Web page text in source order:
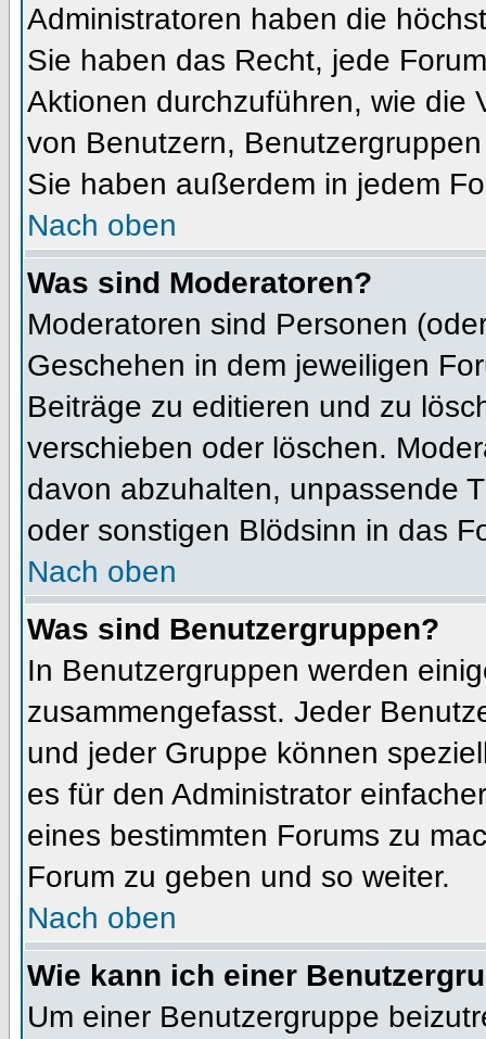
Administratoren haben die
Sie haben das Recht, jede
Aktionen durchzuführen, wie die
von Benutzern,
Sie haben außerdem in jedem
Nach oben
Was sind Moderatoren?
Moderatoren sind Personen
Geschehen in dem jeweiligen
Beiträge zu editieren und zu
verschieben oder löschen.
davon abzuhalten, unpassende
oder sonstigen Blödsinn in das
Nach oben
Was sind Benutzergruppen?
In Benutzergruppen werden
zusammengefasst. Jeder
und jeder Gruppe können
es für den Administrator
eines bestimmten Forums zu
Forum zu geben und so weiter.
Nach oben
Wie kann ich einer
Um einer Benutzergruppe